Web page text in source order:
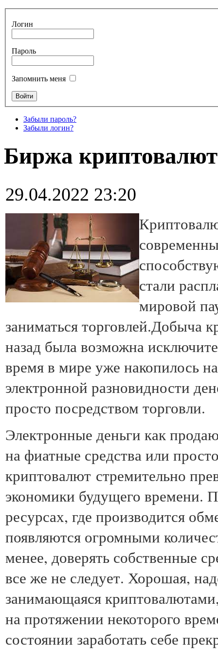
Логин
Пароль
Запомнить меня
Забыли пароль?
Забыли логин?
Биржа
29.04.2022 23:20
стали
мировой
заниматься торговлей.Добыча
назад была возможна
время в мире уже накопилось
электронной разновидности
просто посредством торговли.
Электронные деньги как
на фиатные средства или
криптовалют стремительно
экономики будущего времени.
ресурсах, где производится
появляются огромными
менее, доверять собственные
все же не следует. Хорошая,
занимающаяся
на протяжении некоторого
состоянии заработать себе